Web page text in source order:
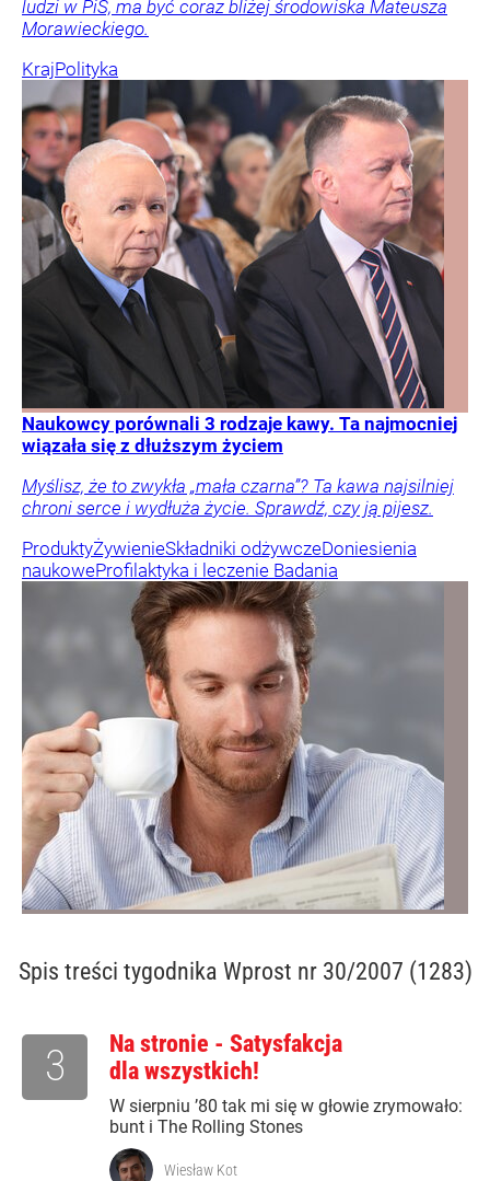
ludzi w PiS, ma być coraz bliżej środowiska Mateusza
Morawieckiego.
KrajPolityka
Naukowcy porównali 3 rodzaje kawy. Ta najmocniej
wiązała się z dłuższym życiem
Myślisz, że to zwykła „mała czarna”? Ta kawa najsilniej
chroni serce i wydłuża życie. Sprawdź, czy ją pijesz.
ProduktyŻywienieSkładniki odżywczeDoniesienia
naukoweProfilaktyka i leczenie Badania
Spis treści tygodnika Wprost nr 30/2007 (1283)
Na stronie - Satysfakcja
dla wszystkich!
W sierpniu ’80 tak mi się w głowie zrymowało:
bunt i The Rolling Stones
3
Wiesław Kot